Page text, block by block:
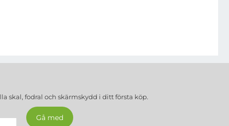
skal, fodral och skärmskydd i ditt första köp.